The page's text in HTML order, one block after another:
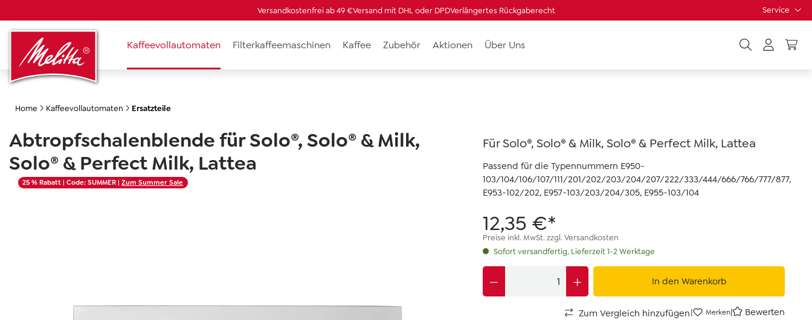
Versandkostenfrei ab 49 €Versand mit DHL oder DPDVerlängertes Rückgaberecht Service
Kaffeevollautomaten Filterkaffeemaschinen Kaffee Zubehör Aktionen Über Uns
Home Kaffeevollautomaten Ersatzteile
Abtropfschalenblende für Solo®, Solo® & Milk,
Solo® & Perfect Milk, Lattea
Bildergalerie überspringen
25 % Rabatt | Code: SUMMER |Zum Summer Sale
Für Solo®, Solo® & Milk, Solo® & Perfect Milk, Lattea
Passend für die Typennummern E950-
103/104/106/107/111/201/202/203/204/207/222/333/444/666/766/777/877,
E953-102/202, E957-103/203/204/305, E955-103/104
12,35 €*
Preise inkl. MwSt. zzgl. Versandkosten
Sofort versandfertig, Lieferzeit 1-2 Werktage
In den Warenkorb
Zum Vergleich hinzufügen| Merken| Bewerten